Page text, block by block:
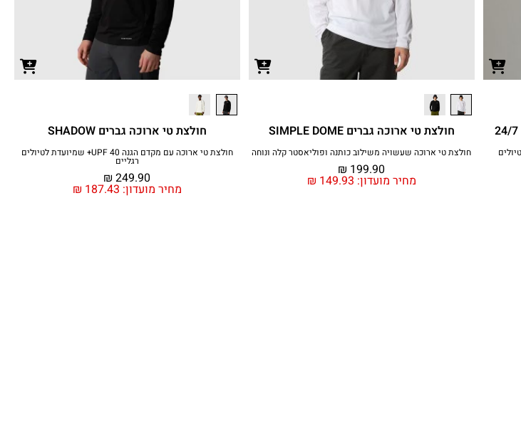
חולצת טי ארוכה גברים SIMPLE DOME
חולצת טי ארוכה שעשויה משילוב כותנה ופוליאסטר קלה ונוחה
מחיר מועדון: ₪ 149.93
₪ 199.90
חולצת טי ארוכה גברים SHADOW
חולצת טי ארוכה עם מקדם הגנה UPF 40+ שמיועדת לטיולים
רגליים
מחיר מועדון: ₪ 187.43
₪ 249.90